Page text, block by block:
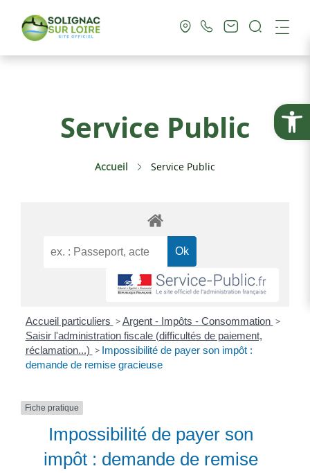
Ouvrir
Vie Pratique
Culture & Loisirs
Service Public
Service Public
Accueil Service Public
Accueil particuliers > Argent - Impôts - Consommation >
Saisir l'administration fiscale (difficultés de paiement,
réclamation...) > Impossibilité de payer son impôt :
demande de remise gracieuse
Fiche pratique
Impossibilité de payer son
impôt : demande de remise